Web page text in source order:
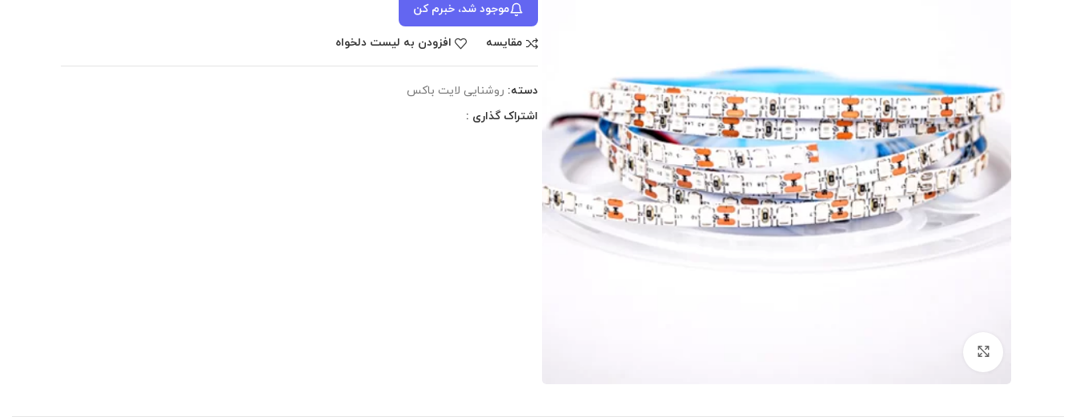
موجود شد، خبرم کن
مقایسه افزودن به لیست دلخواه
دسته: روشنایی لایت باکس
اشتراک گذاری :